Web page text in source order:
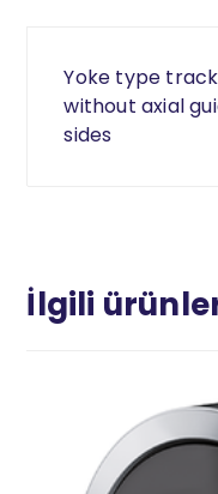
Yoke type track
without axial
sides
İlgili